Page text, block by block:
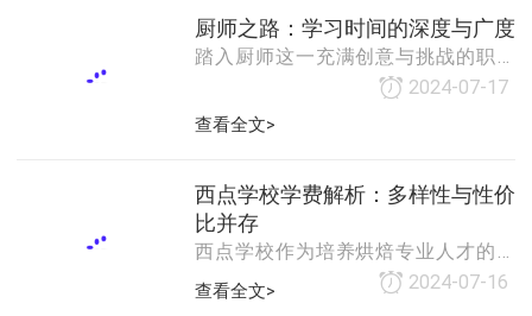
的大致范围。一、甜品培训费用的影
响因素地区差异：不同地区的经济发
展水平、消费水平
生，为有志于从事轻食行业或提升个
人烹饪技能的人们提供了宝贵的学习
机会。然而，市面上的轻食培训班琳
琅满目，如何选择一家好的培训班成
为了许多人的难题。本文将从几个方
的轻食培训班。一、师资力量是关键
优秀的师资力量是轻食培训班的核心
竞争力。一家好的培
厨师之路：学习时间的深度与广度
踏入厨师这一充满创意与挑战的职业
领域，许多人都会好奇地问：“厨师要
个固定的答案，因为学习厨师的时间
天赋、学习强度、选择的培训方式以
及职业目标等。下面，我们将从几个
方面来探讨厨师学习的时间维度。
一、基础技能培训阶段对于初学者而
言，掌握基础的烹饪技能和理论知识
2024-07-17
查看全文>
西点学校学费解析：多样性与性价
比并存
西点学校作为培养烘焙专业人才的重
要基地，其学费因多种因素而呈现出
多样化的特点。以下是对西点学校学
2024-07-16
查看全文>